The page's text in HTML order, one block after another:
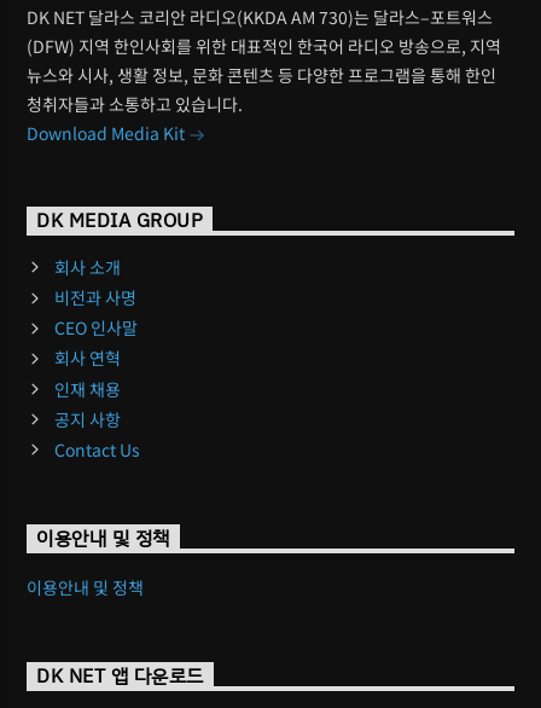
DK NET 달라스 코리안 라디오(KKDA AM 730)는 달라스–포트워스
(DFW) 지역 한인사회를 위한 대표적인 한국어 라디오 방송으로, 지역
뉴스와 시사, 생활 정보, 문화 콘텐츠 등 다양한 프로그램을 통해 한인
청취자들과 소통하고 있습니다.
Download Media Kit
DK MEDIA GROUP
회사 소개
비전과 사명
CEO 인사말
회사 연혁
인재 채용
공지 사항
Contact Us
이용안내 및 정책
이용안내 및 정책
DK NET 앱 다운로드